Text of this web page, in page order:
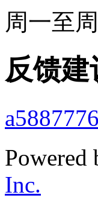
周一至
反馈建
Powered
Inc.